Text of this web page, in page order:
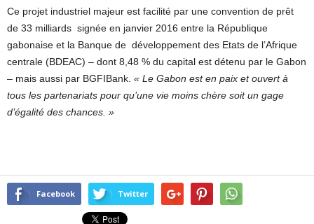
Ce projet industriel majeur est facilité par une convention de prêt
de 33 milliards signée en janvier 2016 entre la République
gabonaise et la Banque de développement des Etats de l’Afrique
centrale (BDEAC) – dont 8,48 % du capital est détenu par le Gabon
– mais aussi par BGFIBank. « Le Gabon est en paix et ouvert à
tous les partenariats pour qu’une vie moins chère soit un gage
d’égalité des chances. »
Facebook Twitter